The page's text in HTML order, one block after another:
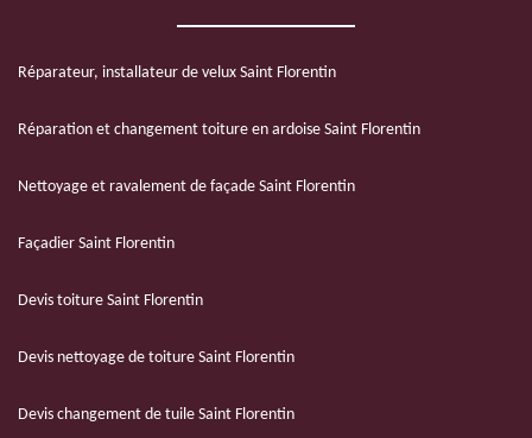
Réparateur, installateur de velux Saint Florentin
Réparation et changement toiture en ardoise Saint Florentin
Nettoyage et ravalement de façade Saint Florentin
Façadier Saint Florentin
Devis toiture Saint Florentin
Devis nettoyage de toiture Saint Florentin
Devis changement de tuile Saint Florentin